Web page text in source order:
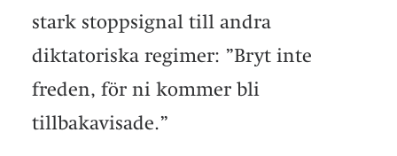
stark stoppsignal till andra
diktatoriska regimer: ”Bryt inte
freden, för ni kommer bli
tillbakavisade.”